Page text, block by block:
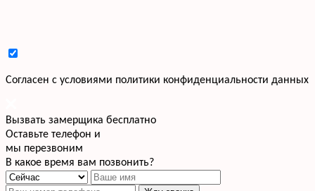
Cогласен с условиями политики конфиденциальности данных
Вызвать замерщика бесплатно
Оставьте телефон и
мы перезвоним
В какое время вам позвонить?